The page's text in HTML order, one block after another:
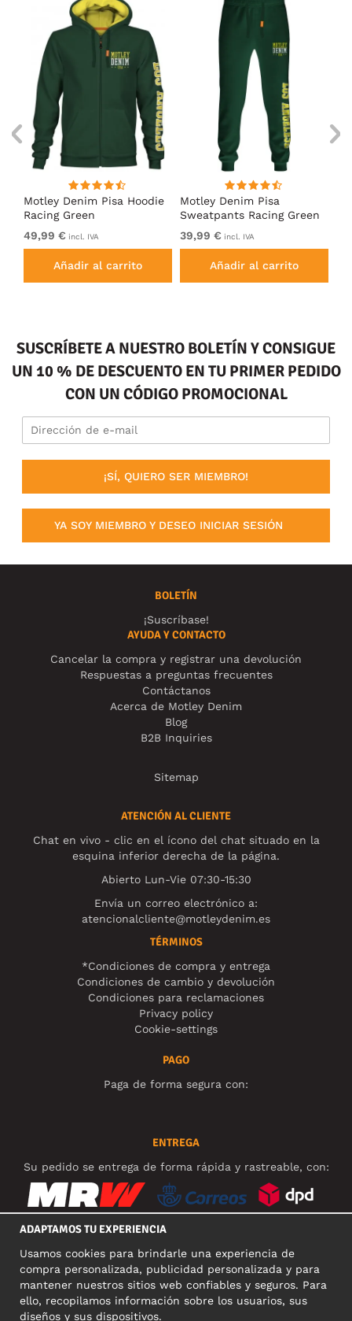
Motley Denim Pisa Hoodie
Racing Green
49,99 € incl. IVA
Añadir al carrito
Motley Denim Pisa
Sweatpants Racing Green
39,99 € incl. IVA
Añadir al carrito
SUSCRÍBETE A NUESTRO BOLETÍN Y CONSIGUE
UN 10 % DE DESCUENTO EN TU PRIMER PEDIDO
CON UN CÓDIGO PROMOCIONAL
¡SÍ, QUIERO SER MIEMBRO!
YA SOY MIEMBRO Y DESEO INICIAR SESIÓN
BOLETÍN
¡Suscríbase!
AYUDA Y CONTACTO
Cancelar la compra y registrar una devolución
Respuestas a preguntas frecuentes
Contáctanos
Acerca de Motley Denim
Blog
B2B Inquiries
Sitemap
ATENCIÓN AL CLIENTE
Chat en vivo - clic en el ícono del chat situado en la
esquina inferior derecha de la página.
Abierto Lun-Vie 07:30-15:30
Envía un correo electrónico a:
atencionalcliente@motleydenim.es
TÉRMINOS
*Condiciones de compra y entrega
Condiciones de cambio y devolución
Condiciones para reclamaciones
Privacy policy
Cookie-settings
PAGO
Paga de forma segura con:
ENTREGA
Su pedido se entrega de forma rápida y rastreable, con:
REDES SOCIALES
ADAPTAMOS TU EXPERIENCIA
Usamos cookies para brindarle una experiencia de
compra personalizada, publicidad personalizada y para
mantener nuestros sitios web confiables y seguros. Para
ello, recopilamos información sobre los usuarios, sus
diseños y sus dispositivos.